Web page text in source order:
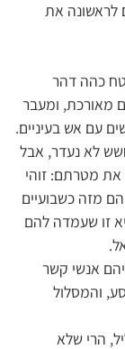
לראשונה את
כהה דהר
מאורכת, ומעבר
עם אש בעיניים.
לא נעדר, אבל
את מטרתם: זוהי
מזה כשבועיים
זו שעמדה להם
אנשי קשר
והמסלול
הרי שלא